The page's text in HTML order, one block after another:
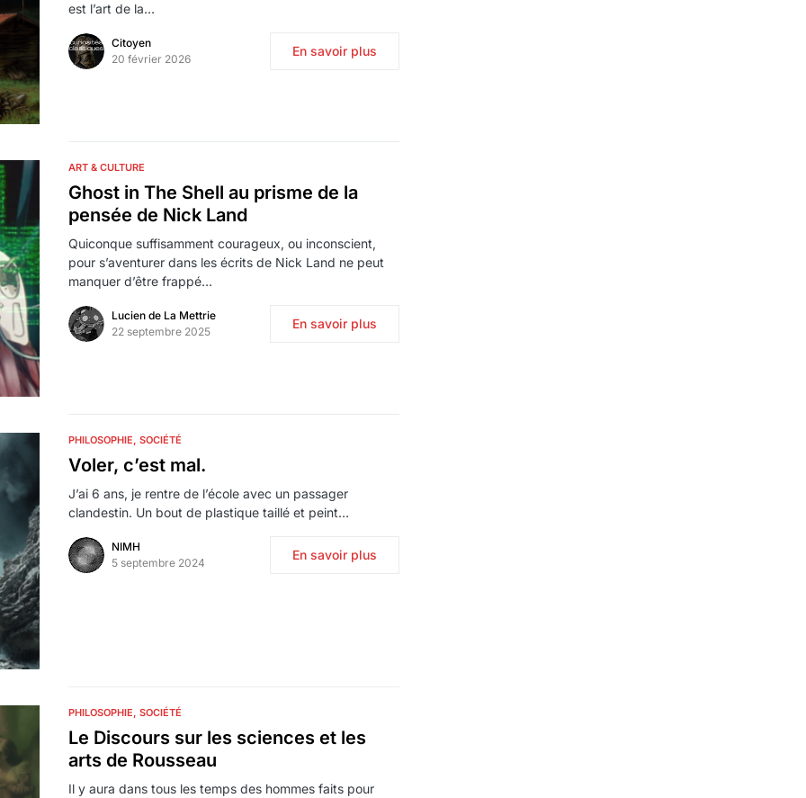
est l’art de la…
Citoyen
20 février 2026
En savoir plus
ART & CULTURE
Ghost in The Shell au prisme de la
pensée de Nick Land
Quiconque suffisamment courageux, ou inconscient,
pour s’aventurer dans les écrits de Nick Land ne peut
manquer d’être frappé…
Lucien de La Mettrie
22 septembre 2025
En savoir plus
PHILOSOPHIE SOCIÉTÉ
Voler, c’est mal.
J’ai 6 ans, je rentre de l’école avec un passager
clandestin. Un bout de plastique taillé et peint…
NIMH
5 septembre 2024
En savoir plus
PHILOSOPHIE SOCIÉTÉ
Le Discours sur les sciences et les
arts de Rousseau
Il y aura dans tous les temps des hommes faits pour